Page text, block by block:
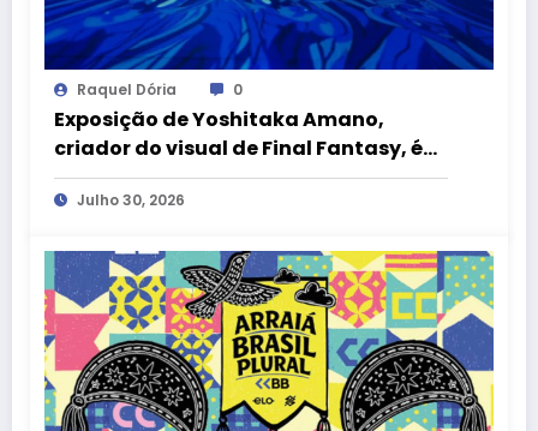
Raquel Dória 0
Exposição de Yoshitaka Amano,
criador do visual de Final Fantasy, é
atração gratuita no CCBB Brasília
Julho 30, 2026